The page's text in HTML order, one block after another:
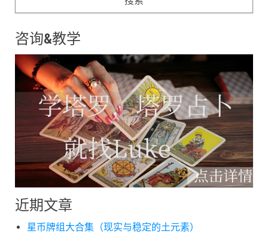
咨询&教学
近期文章
星币牌组大合集（现实与稳定的土元素）